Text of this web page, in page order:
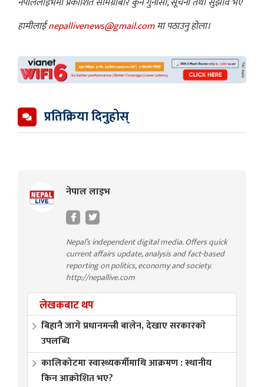
हामीलाईnepallivenews@gmail.comमा पठाउनु होला।
प्रतिक्रिया दिनुहोस्
नेपाल लाइभ
Nepal’s independent digital media. Offers quick
current affairs update, analysis and fact-based
reporting on politics, economy and society.
http://nepallive.com
लेखकबाट थप
बिहानै जागे प्रधानमन्त्री बालेन, देखाए सरकारकाे
उपलब्धि
कालिकोटमा स्वास्थ्यकर्मीमाथि आक्रमण : स्थानीय
किन आक्रोशित भए?